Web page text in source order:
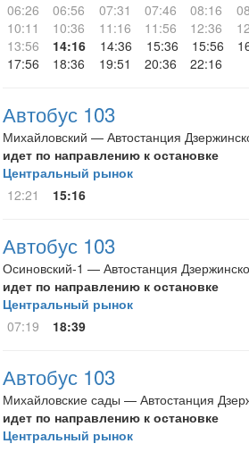
06:26
06:56 07:31 07:46 08:16
10:11
10:36 11:16 11:56 12:36
13:56
14:16 14:36 15:36 15:56
17:56
18:36 19:51 20:36 22:16
Автобус 103
Михайловский — Автостанция
идет по направлению к остановке
Центральный рынок
12:21
15:16
Автобус 103
Осиновский-1 — Автостанция
идет по направлению к остановке
Центральный рынок
07:19
18:39
Автобус 103
Михайловские сады — Автостанция
идет по направлению к остановке
Центральный рынок